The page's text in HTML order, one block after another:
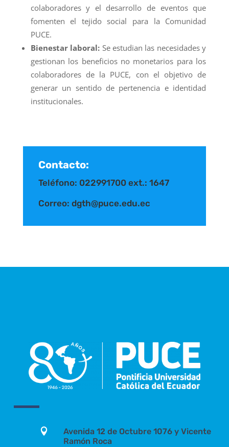
colaboradores y el desarrollo de eventos que
fomenten el tejido social para la Comunidad
PUCE.
Bienestar laboral: Se estudian las necesidades y
gestionan los beneficios no monetarios para los
colaboradores de la PUCE, con el objetivo de
generar un sentido de pertenencia e identidad
institucionales.
Contacto:
Teléfono: 022991700 ext.: 1647
Correo: dgth@puce.edu.ec

Avenida 12 de Octubre 1076 y Vicente
Ramón Roca